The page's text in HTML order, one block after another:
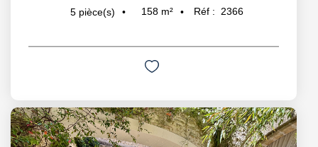
5 pièce(s) 158 m² Réf : 2366